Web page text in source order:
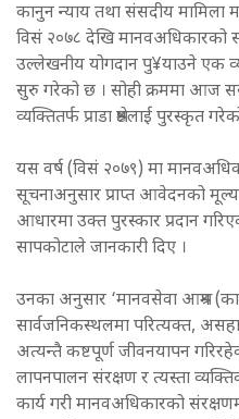
कानुन न्याय तथा संसदीय मामिला
विसं २०७८ देखि मानवअधिकारको
उल्लेखनीय योगदान पु¥याउने एक
सुरु गरेको छ । सोही क्रममा आज
व्यक्तितर्फ प्राडा श्रेष्ठलाई पुरस्कृत
यस वर्ष (विसं २०७९) मा
सूचनाअनुसार प्राप्त आवेदनको
आधारमा उक्त पुरस्कार प्रदान
सापकोटाले जानकारी दिए ।
उनका अनुसार ‘मानवसेवा आश्रम
सार्वजनिकस्थलमा परित्यक्त,
अत्यन्तै कष्टपूर्ण जीवनयापन
लापनपालन संरक्षण र त्यस्ता
कार्य गरी मानवअधिकारको